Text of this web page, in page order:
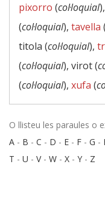
pixorro (col·loquial
(col·loquial), tavella (
titola (col·loquial),
(col·loquial), virot (
(col·loquial), xufa (
O llisteu les paraules o
A - B - C - D - E - F - G -
T - U - V- W - X - Y - Z